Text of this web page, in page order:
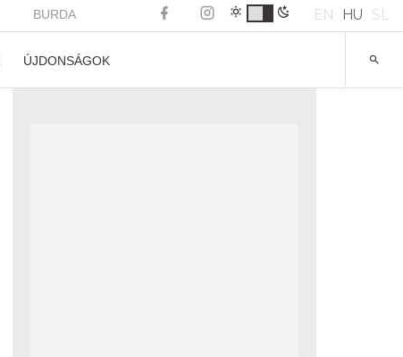
BURDA EN HU SL
ÚJDONSÁGOK